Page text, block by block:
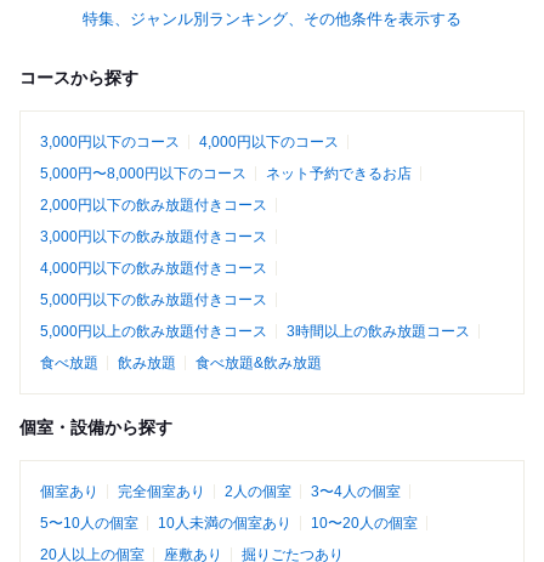
麻布十番在住歴...
特集、ジャンル別ランキング、その他条件を表示する
コースから探す
3,000円以下のコース
4,000円以下のコース
5,000円〜8,000円以下のコース
ネット予約できるお店
2,000円以下の飲み放題付きコース
3,000円以下の飲み放題付きコース
4,000円以下の飲み放題付きコース
5,000円以下の飲み放題付きコース
5,000円以上の飲み放題付きコース
3時間以上の飲み放題コース
食べ放題
飲み放題 食べ放題&飲み放題
個室・設備から探す
個室あり 完全個室あり 2人の個室
3〜4人の個室
5〜10人の個室
10人未満の個室あり
10〜20人の個室
20人以上の個室
座敷あり 掘りごたつあり